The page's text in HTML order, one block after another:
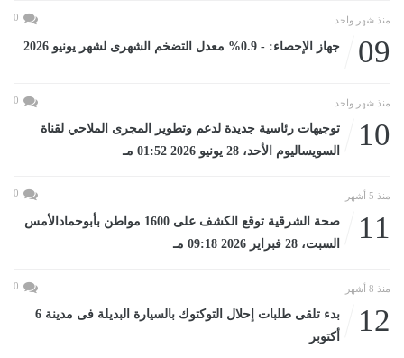
منذ شهر واحد 0
09 جهاز الإحصاء: - 0.9% معدل التضخم الشهرى لشهر يونيو 2026
منذ شهر واحد 0
10
توجيهات رئاسية جديدة لدعم وتطوير المجرى الملاحي لقناة
السويساليوم الأحد، 28 يونيو 2026 01:52 مـ
منذ 5 أشهر 0
11
صحة الشرقية توقع الكشف على 1600 مواطن بأبوحمادالأمس
السبت، 28 فبراير 2026 09:18 مـ
منذ 8 أشهر 0
12
بدء تلقى طلبات إحلال التوكتوك بالسيارة البديلة فى مدينة 6
أكتوبر